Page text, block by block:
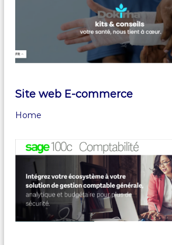
Site web E-commerce
Home